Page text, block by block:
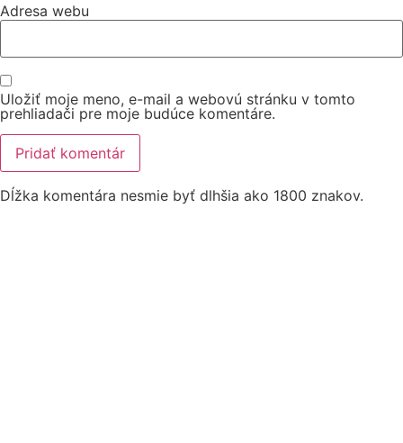
Adresa webu
Uložiť moje meno, e-mail a webovú stránku v tomto
prehliadači pre moje budúce komentáre.
Dĺžka komentára nesmie byť dlhšia ako 1800 znakov.